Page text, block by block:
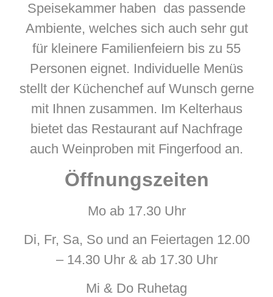
Speisekammer haben das passende
Ambiente, welches sich auch sehr gut
für kleinere Familienfeiern bis zu 55
Personen eignet. Individuelle Menüs
stellt der Küchenchef auf Wunsch gerne
mit Ihnen zusammen. Im Kelterhaus
bietet das Restaurant auf Nachfrage
auch Weinproben mit Fingerfood an.
Öffnungszeiten
Mo ab 17.30 Uhr
Di, Fr, Sa, So und an Feiertagen 12.00
– 14.30 Uhr & ab 17.30 Uhr
Mi & Do Ruhetag